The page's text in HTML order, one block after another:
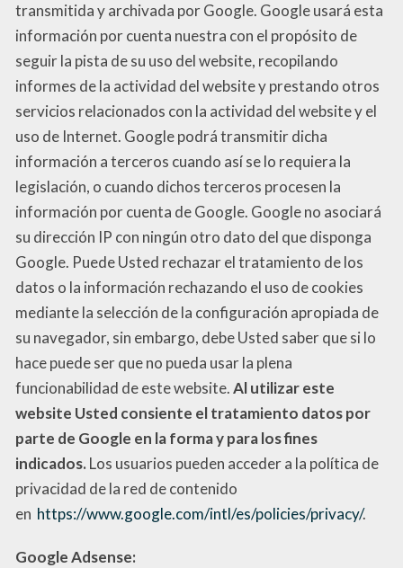
transmitida y archivada por Google. Google usará esta
información por cuenta nuestra con el propósito de
seguir la pista de su uso del website, recopilando
informes de la actividad del website y prestando otros
servicios relacionados con la actividad del website y el
uso de Internet. Google podrá transmitir dicha
información a terceros cuando así se lo requiera la
legislación, o cuando dichos terceros procesen la
información por cuenta de Google. Google no asociará
su dirección IP con ningún otro dato del que disponga
Google. Puede Usted rechazar el tratamiento de los
datos o la información rechazando el uso de cookies
mediante la selección de la configuración apropiada de
su navegador, sin embargo, debe Usted saber que si lo
hace puede ser que no pueda usar la plena
funcionabilidad de este website.Al utilizar este
website Usted consiente el tratamiento datos por
parte de Google en la forma y para los fines
indicados. Los usuarios pueden acceder a la política de
privacidad de la red de contenido
en https://www.google.com/intl/es/policies/privacy/.
Google Adsense: